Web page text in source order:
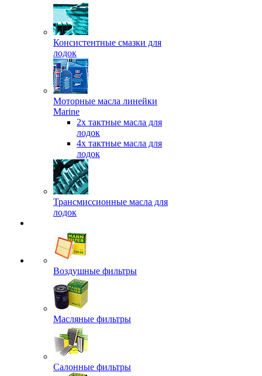
Консистентные смазки для
лодок
Моторные масла линейки
Marine
2х тактные масла для
лодок
4х тактные масла для
лодок
Трансмиссионные масла для
лодок
Воздушные фильтры
Масляные фильтры
Салонные фильтры